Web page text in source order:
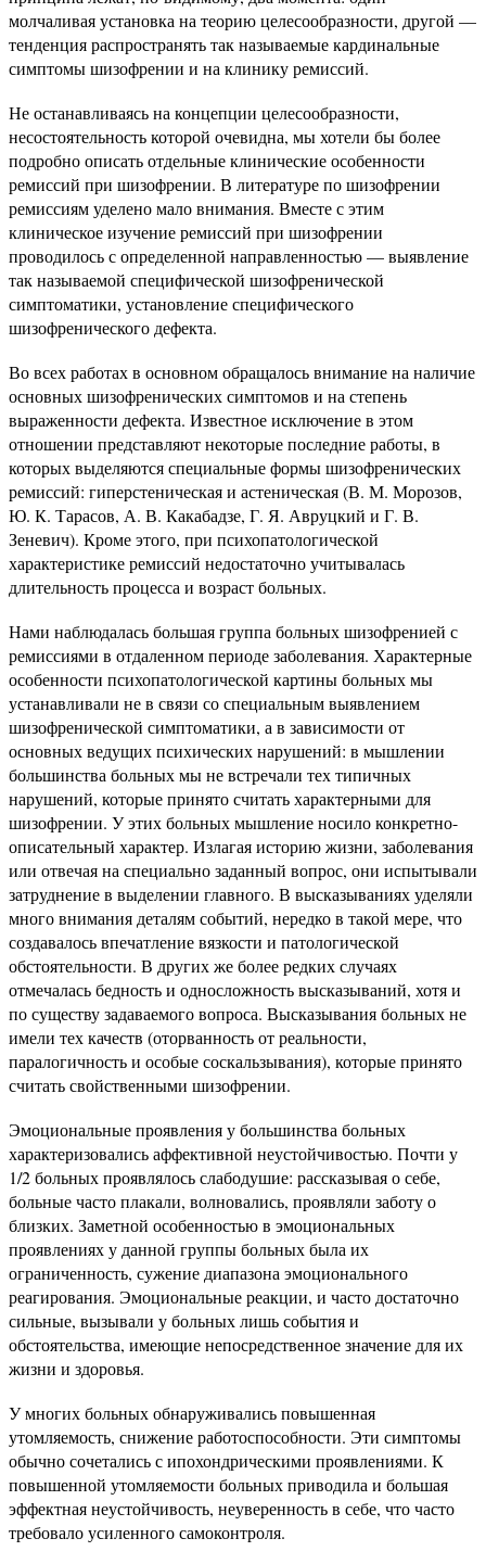
молчаливая установка на теорию целесообразности, другой —
тенденция распространять так называемые кардинальные
симптомы шизофрении и на клинику ремиссий.
Не останавливаясь на концепции целесообразности,
несостоятельность которой очевидна, мы хотели бы более
подробно описать отдельные клинические особенности
ремиссий при шизофрении. В литературе по шизофрении
ремиссиям уделено мало внимания. Вместе с этим
клиническое изучение ремиссий при шизофрении
проводилось с определенной направленностью — выявление
так называемой специфической шизофренической
симптоматики, установление специфического
шизофренического дефекта.
Во всех работах в основном обращалось внимание на наличие
основных шизофренических симптомов и на степень
выраженности дефекта. Известное исключение в этом
отношении представляют некоторые последние работы, в
которых выделяются специальные формы шизофренических
ремиссий: гиперстеническая и астеническая (В. М. Морозов,
Ю. К. Тарасов, А. В. Какабадзе, Г. Я. Авруцкий и Г. В.
Зеневич). Кроме этого, при психопатологической
характеристике ремиссий недостаточно учитывалась
длительность процесса и возраст больных.
Нами наблюдалась большая группа больных шизофренией с
ремиссиями в отдаленном периоде заболевания. Характерные
особенности психопатологической картины больных мы
устанавливали не в связи со специальным выявлением
шизофренической симптоматики, а в зависимости от
основных ведущих психических нарушений: в мышлении
большинства больных мы не встречали тех типичных
нарушений, которые принято считать характерными для
шизофрении. У этих больных мышление носило конкретно-
описательный характер. Излагая историю жизни, заболевания
или отвечая на специально заданный вопрос, они испытывали
затруднение в выделении главного. В высказываниях уделяли
много внимания деталям событий, нередко в такой мере, что
создавалось впечатление вязкости и патологической
обстоятельности. В других же более редких случаях
отмечалась бедность и односложность высказываний, хотя и
по существу задаваемого вопроса. Высказывания больных не
имели тех качеств (оторванность от реальности,
паралогичность и особые соскальзывания), которые принято
считать свойственными шизофрении.
Эмоциональные проявления у большинства больных
характеризовались аффективной неустойчивостью. Почти у
1/2 больных проявлялось слабодушие: рассказывая о себе,
больные часто плакали, волновались, проявляли заботу о
близких. Заметной особенностью в эмоциональных
проявлениях у данной группы больных была их
ограниченность, сужение диапазона эмоционального
реагирования. Эмоциональные реакции, и часто достаточно
сильные, вызывали у больных лишь события и
обстоятельства, имеющие непосредственное значение для их
жизни и здоровья.
У многих больных обнаруживались повышенная
утомляемость, снижение работоспособности. Эти симптомы
обычно сочетались с ипохондрическими проявлениями. К
повышенной утомляемости больных приводила и большая
эффектная неустойчивость, неуверенность в себе, что часто
требовало усиленного самоконтроля.